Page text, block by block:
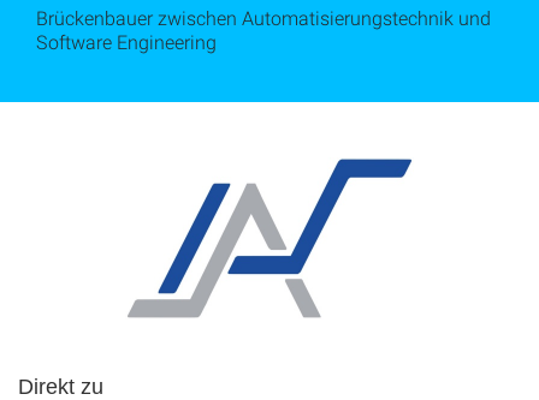
Brückenbauer zwischen Automatisierungstechnik und
Software Engineering
Direkt zu